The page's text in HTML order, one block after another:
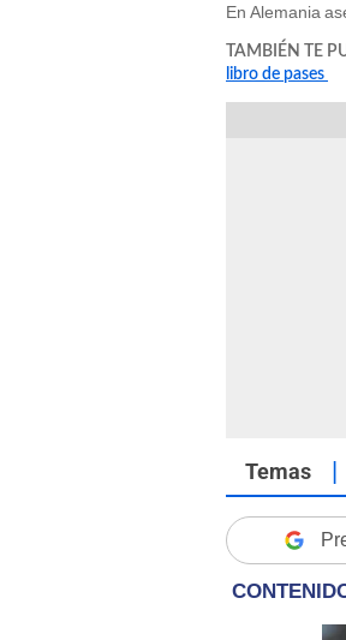
En Alemania
TAMBIÉN TE
libro de pases